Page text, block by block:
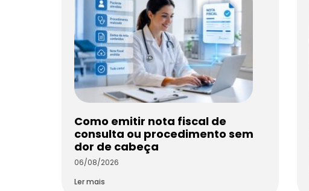
Como emitir nota fiscal de
consulta ou procedimento sem
dor de cabeça
06/08/2026
Ler mais